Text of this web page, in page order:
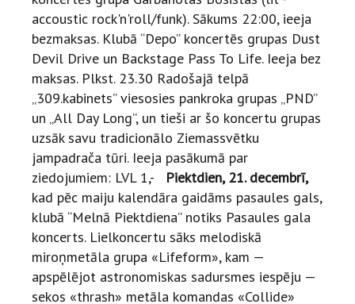
accoustic rock'n'roll/funk). Sākums 22:00, ieeja
bezmaksas. Klubā “Depo” koncertēs grupas Dust
Devil Drive un Backstage Pass To Life. Ieeja bez
maksas. Plkst. 23.30 Radošajā telpā
„309.kabinets” viesosies pankroka grupas „PND”
un „All Day Long”, un tieši ar šo koncertu grupas
uzsāk savu tradicionālo Ziemassvētku
jampadrača tūri. Ieeja pasākumā par
ziedojumiem: LVL 1,- Piektdien, 21. decembrī,
kad pēc maiju kalendāra gaidāms pasaules gals,
klubā “Melnā Piektdiena” notiks Pasaules gala
koncerts. Lielkoncertu sāks melodiskā
miroņmetāla grupa «Lifeform», kam —
apspēlējot astronomiskas sadursmes iespēju —
sekos «thrash» metāla komandas «Collide»